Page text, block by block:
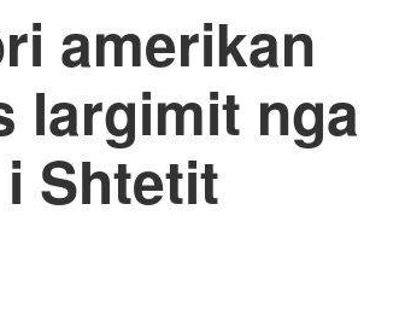
amerikan
largimit nga
Shtetit